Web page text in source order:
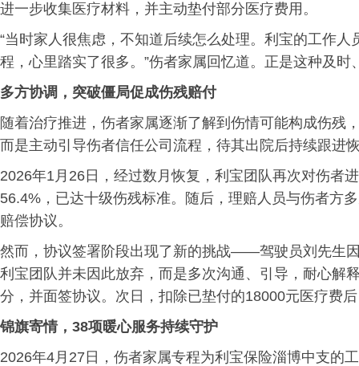
进一步收集医疗材料，并主动垫付部分医疗费用。
“当时家人很焦虑，不知道后续怎么处理。利宝的工作
程，心里踏实了很多。”伤者家属回忆道。正是这种及
多方协调，突破僵局促成伤残赔付
随着治疗推进，伤者家属逐渐了解到伤情可能构成伤残
而是主动引导伤者信任公司流程，待其出院后持续跟进
2026年1月26日，经过数月恢复，利宝团队再次对伤者
56.4%，已达十级伤残标准。随后，理赔人员与伤者方
赔偿协议。
然而，协议签署阶段出现了新的挑战——驾驶员刘先生
利宝团队并未因此放弃，而是多次沟通、引导，耐心解
分，并面签协议。次日，扣除已垫付的18000元医疗费
锦旗寄情，38项暖心服务持续守护
2026年4月27日，伤者家属专程为利宝保险淄博中支的